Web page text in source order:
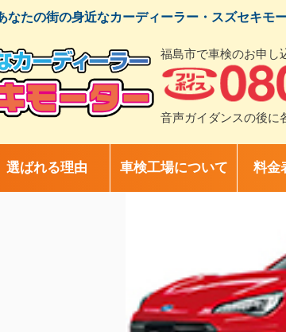
なたの街の身近なカーディーラー・スズセキモ
福島市で車検のお申し
音声ガイダンスの後に
選ばれる理由 車検工場について 料金